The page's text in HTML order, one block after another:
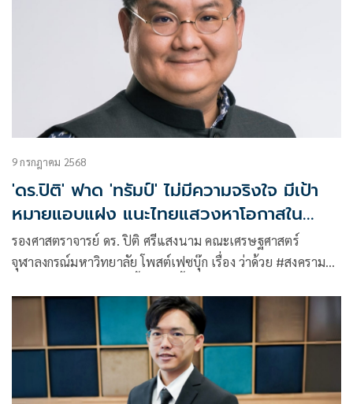
9 กรกฎาคม 2568
'ดร.ปิติ' ฟาด 'ทรัมป์' ไม่มีความจริงใจ มีเป้า
หมายแอบแฝง แนะไทยแสวงหาโอกาสใน
ตลาดใหม่
รองศาสตราจารย์ ดร. ปิติ ศรีแสงนาม คณะเศรษฐศาสตร์
จุฬาลงกรณ์มหาวิทยาลัย โพสต์เฟซบุ๊ก เรื่อง ว่าด้วย #สงคราม